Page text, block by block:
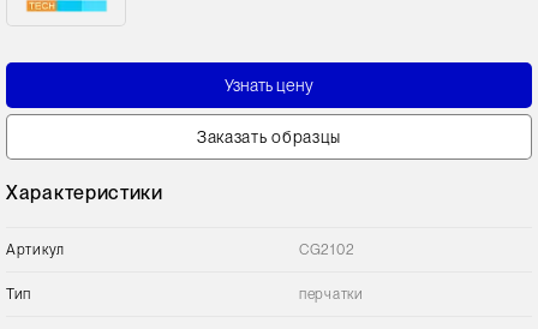
Узнать цену
Заказать образцы
Характеристики
Артикул CG2102
Тип перчатки